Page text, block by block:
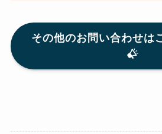
その他のお問い合わせは